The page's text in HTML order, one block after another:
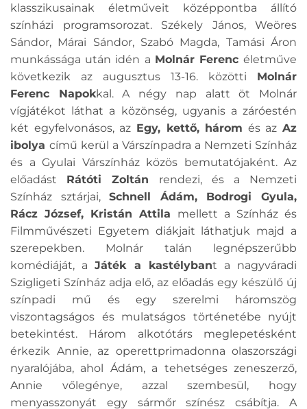
klasszikusainak életműveit középpontba állító
színházi programsorozat. Székely János, Weöres
Sándor, Márai Sándor, Szabó Magda, Tamási Áron
munkássága után idén a Molnár Ferencéletműve
következik az augusztus 13-16. közötti Molnár
Ferenc Napokkal. A négy nap alatt öt Molnár
vígjátékot láthat a közönség, ugyanis a záróestén
két egyfelvonásos, az Egy, kettő, három és az Az
ibolya című kerül a Várszínpadra a Nemzeti Színház
és a Gyulai Várszínház közös bemutatójaként. Az
előadást Rátóti Zoltán rendezi, és a Nemzeti
Színház sztárjai,Schnell Ádám, Bodrogi Gyula,
Rácz József, Kristán Attila mellett a Színház és
Filmművészeti Egyetem diákjait láthatjuk majd a
szerepekben. Molnár talán legnépszerűbb
komédiáját, aJáték a kastélybant a nagyváradi
Szigligeti Színház adja elő, az előadás egy készülő új
színpadi mű és egy szerelmi háromszög
viszontagságos és mulatságos történetébe nyújt
betekintést. Három alkotótárs meglepetésként
érkezik Annie, az operettprimadonna olaszországi
nyaralójába, ahol Ádám, a tehetséges zeneszerző,
Annie vőlegénye, azzal szembesül, hogy
menyasszonyát egy sármőr színész csábítja. A